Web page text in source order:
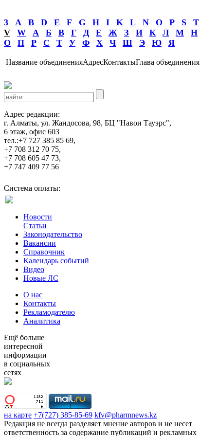
3 A B D E F G H I K L N O P S
T
V
W А Б В Г Д Е Ж З И К Л М
Н
О
П Р С Т У Ф Х Ч Ш Э Ю Я
Название объединенияАдресКонтактыГлава объединения
Адрес редакции:
г. Алматы, ул. Жандосова, 98, БЦ "Навои Тауэрс",
6 этаж, офис 603
тел.:+7 727 385 85 69,
+7 708 312 70 75,
+7 708 605 47 73,
+7 747 409 77 56
Система оплаты:
Новости
Статьи
Законодательство
Вакансии
Справочник
Календарь событий
Видео
Новые ЛС
О нас
Контакты
Рекламодателю
Аналитика
Ещё больше
интересной
информации
в социальных
сетях
на карте +7(727) 385-85-69 kfv@pharmnews.kz
Редакция не всегда разделяет мнение авторов и не несет
ответственность за содержание публикаций и рекламных